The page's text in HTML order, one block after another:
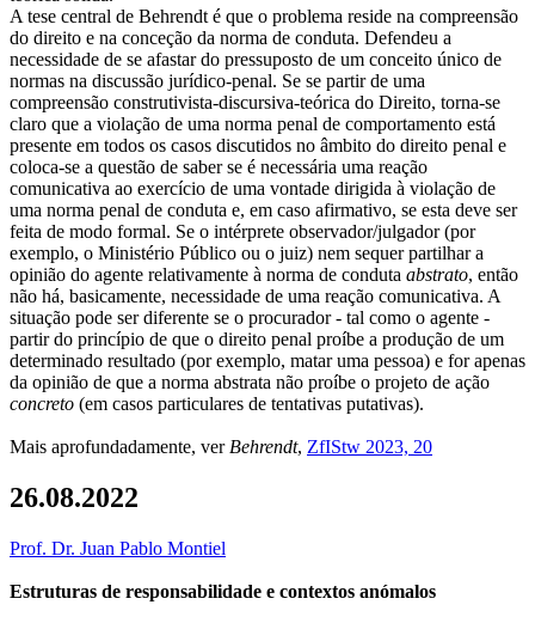
A tese central de Behrendt é que o problema reside na compreensão
do direito e na conceção da norma de conduta. Defendeu a
necessidade de se afastar do pressuposto de um conceito único de
normas na discussão jurídico-penal. Se se partir de uma
compreensão construtivista-discursiva-teórica do Direito, torna-se
claro que a violação de uma norma penal de comportamento está
presente em todos os casos discutidos no âmbito do direito penal e
coloca-se a questão de saber se é necessária uma reação
comunicativa ao exercício de uma vontade dirigida à violação de
uma norma penal de conduta e, em caso afirmativo, se esta deve ser
feita de modo formal. Se o intérprete observador/julgador (por
exemplo, o Ministério Público ou o juiz) nem sequer partilhar a
opinião do agente relativamente à norma de conduta abstrato, então
não há, basicamente, necessidade de uma reação comunicativa. A
situação pode ser diferente se o procurador - tal como o agente -
partir do princípio de que o direito penal proíbe a produção de um
determinado resultado (por exemplo, matar uma pessoa) e for apenas
da opinião de que a norma abstrata não proíbe o projeto de ação
concreto (em casos particulares de tentativas putativas).
Mais aprofundadamente, ver Behrendt, ZfIStw 2023, 20
26.08.2022
Prof. Dr. Juan Pablo Montiel
Estruturas de responsabilidade e contextos anómalos